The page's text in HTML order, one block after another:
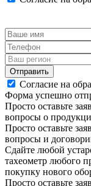
Отправить
Согласие на
Форма успешно
Просто оставьте
вопросы о
Просто оставьте
вопросы и
Сдайте любой
тахеометр любого
покупку нового
Просто оставьте